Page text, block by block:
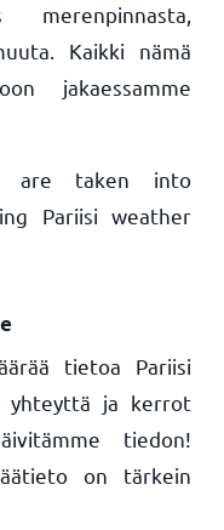
Kaikki nämä
jakaessamme
are taken into
Pariisi weather
tietoa Pariisi
yhteyttä ja kerrot
tiedon!
on tärkein